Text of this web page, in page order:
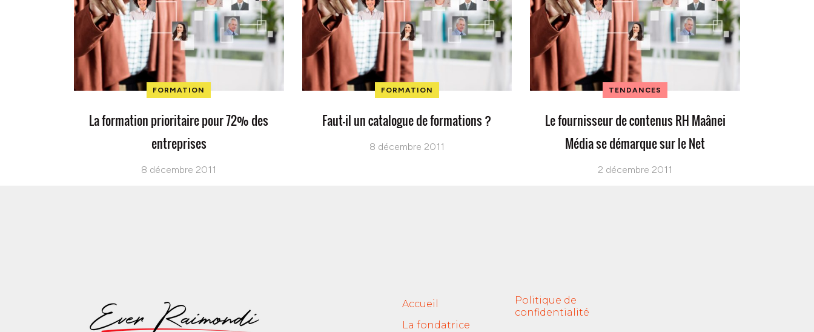
FORMATION
La formation prioritaire pour 72% des
entreprises
8 décembre 2011
FORMATION
Faut-il un catalogue de formations ?
8 décembre 2011
TENDANCES
Le fournisseur de contenus RH Maânei
Média se démarque sur le Net
2 décembre 2011
Accueil
La fondatrice
Politique de
confidentialité